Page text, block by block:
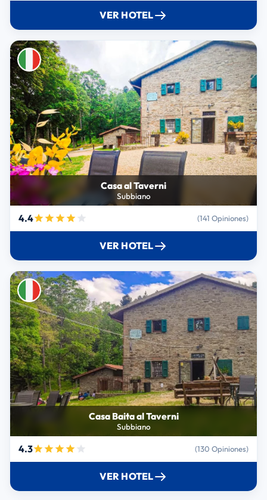
VER HOTEL
Casa al Taverni
Subbiano
4.4 (141 Opiniones)
VER HOTEL
Casa Baita al Taverni
Subbiano
4.3 (130 Opiniones)
VER HOTEL